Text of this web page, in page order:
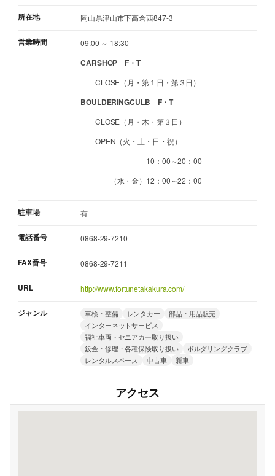
所在地 岡山県津山市下高倉西847-3
営業時間 09:00 ～ 18:30
CARSHOP F・T
CLOSE（月・第１日・第３日）
BOULDERINGCULB F・T
CLOSE（月・木・第３日）
OPEN（火・土・日・祝）
10：00～20：00
（水・金）12：00～22：00
駐車場 有
電話番号 0868-29-7210
FAX番号 0868-29-7211
URL http://www.fortunetakakura.com/
ジャンル 車検・整備 レンタカー
部品・用品販売
インターネットサービス
福祉車両・セニアカー取り扱い
鈑金・修理・各種保険取り扱い
ボルダリングクラブ
レンタルスペース
中古車 新車
アクセス